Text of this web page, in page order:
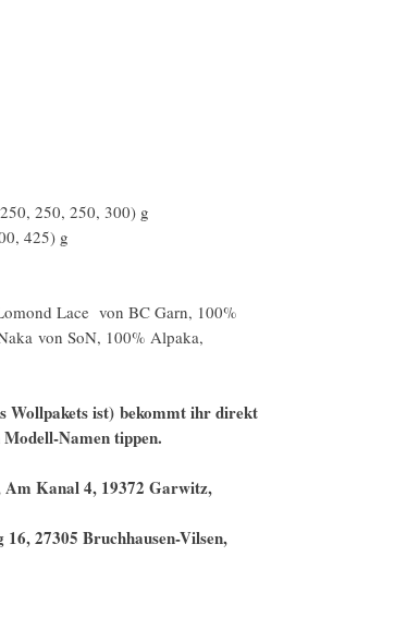
250, 250, 300) g
425) g
Lace von BC Garn, 100%
von SoN, 100% Alpaka,
Wollpakets ist) bekommt ihr direkt
Namen tippen.
Kanal 4, 19372 Garwitz,
27305 Bruchhausen-Vilsen,